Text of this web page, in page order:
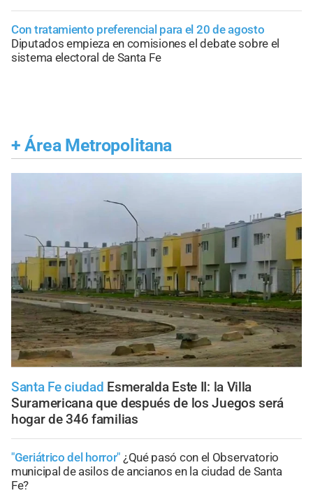
Con tratamiento preferencial para el 20 de agosto
Diputados empieza en comisiones el debate sobre el
sistema electoral de Santa Fe
+ Área Metropolitana
Santa Fe ciudad Esmeralda Este II: la Villa
Suramericana que después de los Juegos será
hogar de 346 familias
"Geriátrico del horror" ¿Qué pasó con el Observatorio
municipal de asilos de ancianos en la ciudad de Santa
Fe?